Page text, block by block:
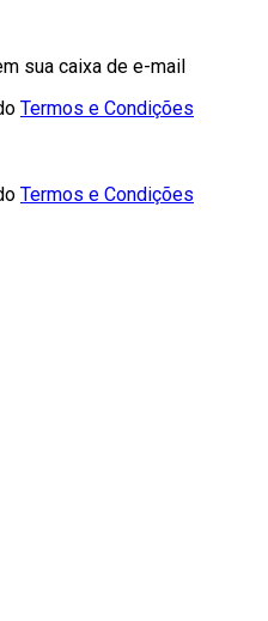
sua caixa de e-mail
Termos e Condições
Termos e Condições